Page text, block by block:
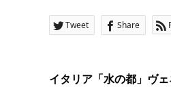
Tweet Share
イタリア「水の都」ヴ